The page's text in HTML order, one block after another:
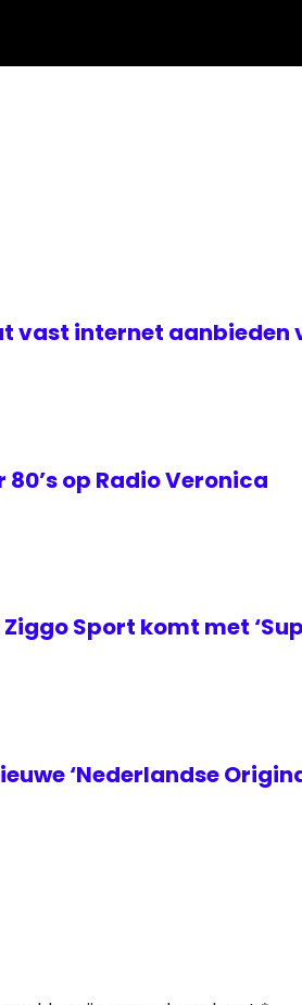
vast internet aanbieden
op Radio Veronica
Sport komt met
‘Nederlandse